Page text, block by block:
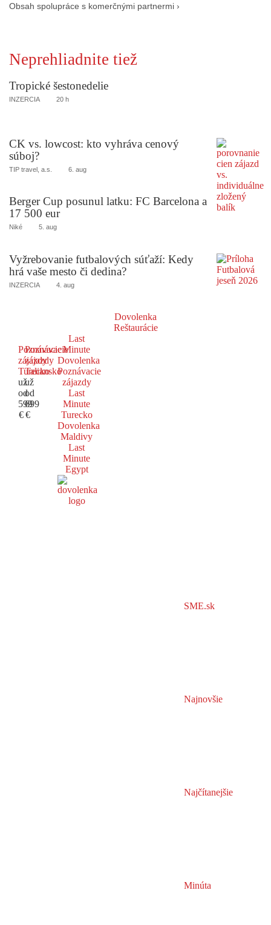
Obsah spolupráce s komerčnými partnermi ›
Neprehliadnite tiež
Tropické šestonedelie
INZERCIA 20 h
CK vs. lowcost: kto vyhráva cenový
súboj?
TIP travel, a.s. 6. aug
Berger Cup posunul latku: FC Barcelona a
17 500 eur
Niké 5. aug
Vyžrebovanie futbalových súťaží: Kedy
hrá vaše mesto či dedina?
INZERCIA 4. aug
Dovolenka
Reštaurácie
Poznávacie
zájazdy
Turecko
už
od
599
€
Poznávacie
zájazdy
Taliansko
už
od
699
€
Last
Minute
Dovolenka
Poznávacie
zájazdy
Last
Minute
Turecko
Dovolenka
Maldivy
Last
Minute
Egypt
SME.sk
Najnovšie
Najčítanejšie
Minúta